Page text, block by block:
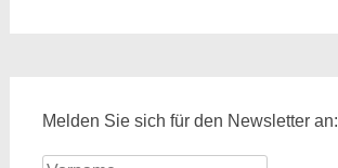
Melden Sie sich für den Newsletter an: